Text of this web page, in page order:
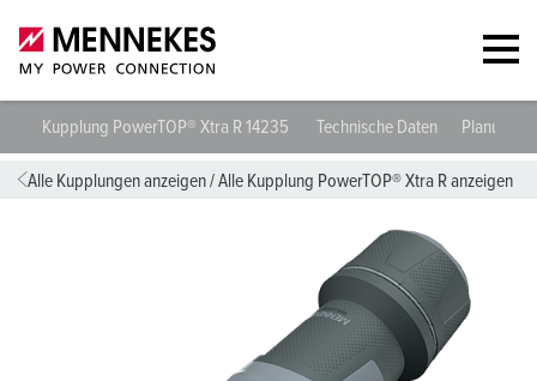
Kupplung PowerTOP® Xtra R 14235 Technische Daten
Alle Kupplungen anzeigen/Alle Kupplung PowerTOP® Xtra R anzeigen